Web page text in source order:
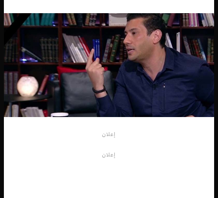
إعلان
إعلان